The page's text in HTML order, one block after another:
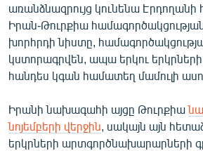
«Ազատության» բոլոր կայքերը
առանձնազրույց կունենա
Իրան-Թուրքիա
խորհրդի նիստը,
կստորագրվեն, ապա երկու
հանդես կգան համատեղ մամուլի
Իրանի նախագահի այցը Թուրքիա
նոյեմբերի վերջին , սակայն այն
երկրների արտգործնախարարների